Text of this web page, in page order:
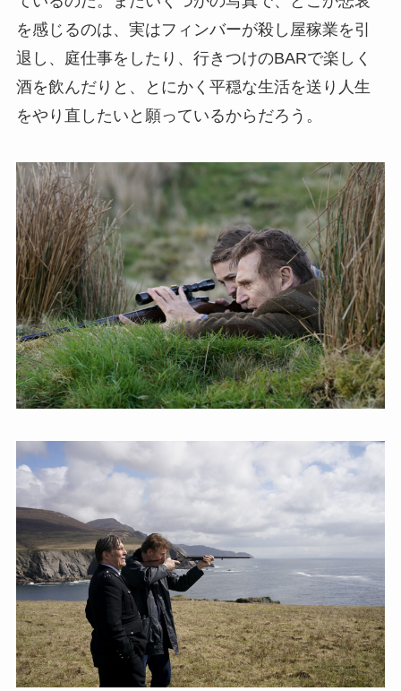
を感じるのは、実はフィンバーが殺し屋稼業を引
退し、庭仕事をしたり、行きつけのBARで楽しく
酒を飲んだりと、とにかく平穏な生活を送り人生
をやり直したいと願っているからだろう。